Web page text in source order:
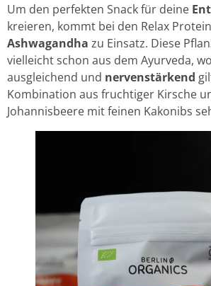
Um den perfekten Snack für deine
kreieren, kommt bei den Relax
Ashwagandha zu Einsatz. Diese
vielleicht schon aus dem Ayurveda,
ausgleichend und nervenstärkend
Kombination aus fruchtiger Kirsche
Johannisbeere mit feinen Kakonibs